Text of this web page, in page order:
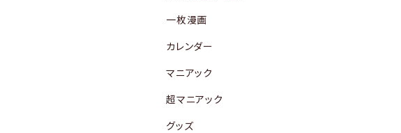
一枚漫画
カレンダー
マニアック
超マニアック
グッズ